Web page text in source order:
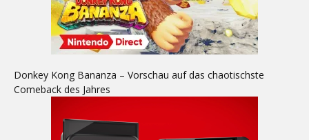
Donkey Kong Bananza – Vorschau auf das chaotischste
Comeback des Jahres